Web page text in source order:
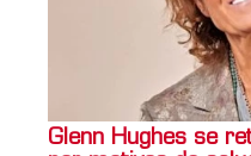
Glenn Hughes se